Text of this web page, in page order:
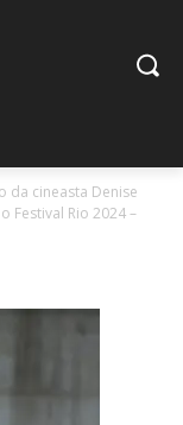
da cineasta Denise
Festival Rio 2024 –